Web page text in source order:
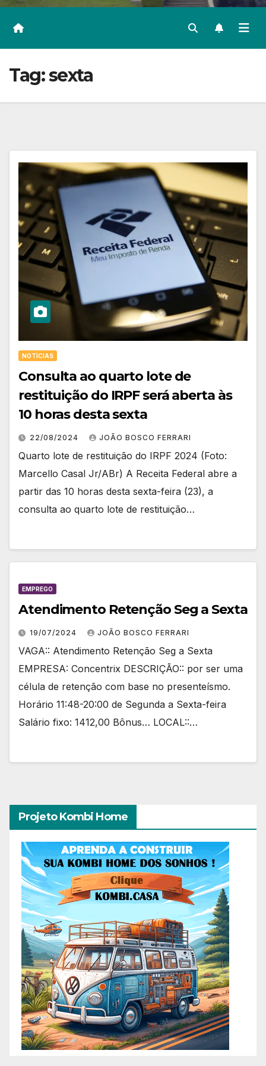
Tag:sexta
NOTÍCIAS
Consulta ao quarto lote de
restituição do IRPF será aberta às
10 horas desta sexta
22/08/2024 JOÃO BOSCO FERRARI
Quarto lote de restituição do IRPF 2024 (Foto:
Marcello Casal Jr/ABr) A Receita Federal abre a
partir das 10 horas desta sexta-feira (23), a
consulta ao quarto lote de restituição…
EMPREGO
Atendimento Retenção Seg a Sexta
19/07/2024 JOÃO BOSCO FERRARI
VAGA:: Atendimento Retenção Seg a Sexta
EMPRESA: Concentrix DESCRIÇÃO:: por ser uma
célula de retenção com base no presenteísmo.
Horário 11:48-20:00 de Segunda a Sexta-feira
Salário fixo: 1412,00 Bônus… LOCAL::…
Projeto Kombi Home